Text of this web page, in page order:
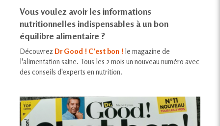
Vous voulez avoir les informations
nutritionnelles indispensables à un bon
équilibre alimentaire ?
Découvrez Dr Good ! C'est bon ! le magazine de
l'alimentation saine. Tous les 2 mois un nouveau numéro avec
des conseils d'experts en nutrition.